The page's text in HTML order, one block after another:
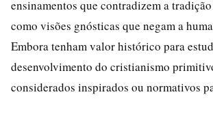
ensinamentos que contradizem a
como visões gnósticas que negam a
Embora tenham valor histórico para
desenvolvimento do cristianismo
considerados inspirados ou normativos